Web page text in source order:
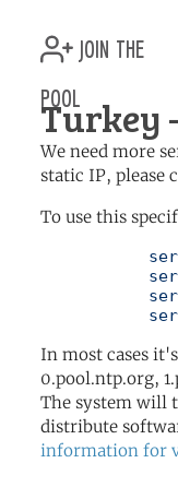
join the
pool
Turkey
We need more
static IP, please
To use this
In most cases
0.pool.ntp.org,
The system will
distribute
information for